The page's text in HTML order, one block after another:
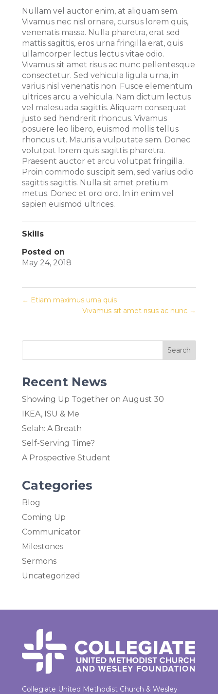
Nullam vel auctor enim, at aliquam sem.
Vivamus nec nisl ornare, cursus lorem quis,
venenatis massa. Nulla pharetra, erat sed
mattis sagittis, eros urna fringilla erat, quis
ullamcorper lectus lectus vitae odio.
Vivamus sit amet risus ac nunc pellentesque
consectetur. Sed vehicula ligula urna, in
varius nisl venenatis non. Fusce elementum
ultrices arcu a vehicula. Nam dictum lectus
vel malesuada sagittis. Aliquam consequat
justo sed hendrerit rhoncus. Vivamus
posuere leo libero, euismod mollis tellus
rhoncus ut. Mauris a vulputate sem. Donec
volutpat lorem quis sagittis pharetra.
Praesent auctor et arcu volutpat fringilla.
Proin commodo suscipit sem, sed varius odio
sagittis sagittis. Nulla sit amet pretium
metus. Donec et orci orci. In in enim vel
sapien euismod ultrices.
Skills
Posted on
May 24, 2018
← Etiam maximus urna quis
Vivamus sit amet risus ac nunc →
Recent News
Showing Up Together on August 30
IKEA, ISU & Me
Selah: A Breath
Self-Serving Time?
A Prospective Student
Categories
Blog
Coming Up
Communicator
Milestones
Sermons
Uncategorized
Collegiate United Methodist Church & Wesley